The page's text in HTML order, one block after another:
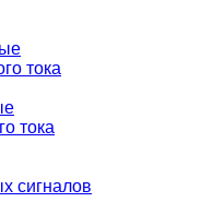
тока
тока
сигналов